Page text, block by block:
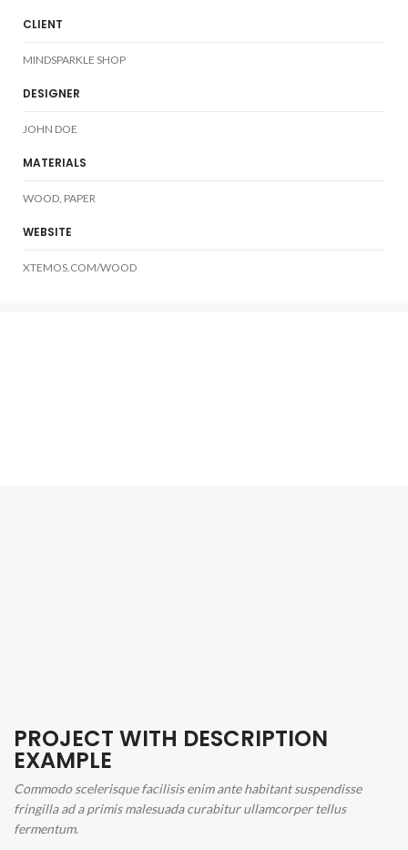
CLIENT
MINDSPARKLE SHOP
DESIGNER
JOHN DOE
MATERIALS
WOOD, PAPER
WEBSITE
XTEMOS.COM/WOOD
PROJECT WITH DESCRIPTION
EXAMPLE
Commodo scelerisque facilisis enim ante habitant suspendisse
fringilla ad a primis malesuada curabitur ullamcorper tellus
fermentum.